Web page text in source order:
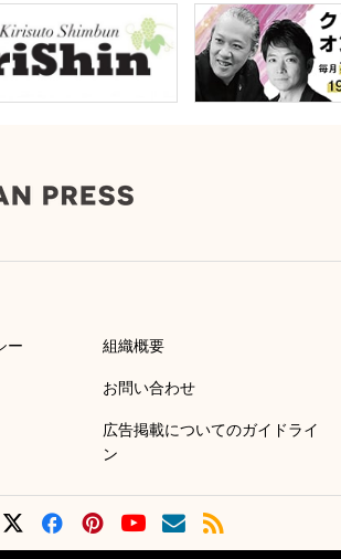
ー 組織概要
お問い合わせ
広告掲載についてのガイドライ
ン